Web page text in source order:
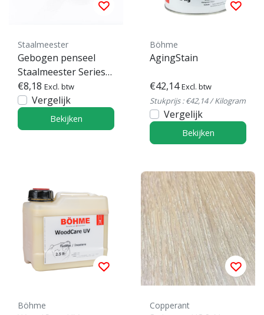
Staalmeester
Gebogen penseel
Staalmeester Series
2010
€8,18 Excl. btw
Vergelijk
Bekijken
Böhme
AgingStain
€42,14 Excl. btw
Stukprijs : €42,14 / Kilogram
Vergelijk
Bekijken
Böhme Copperant